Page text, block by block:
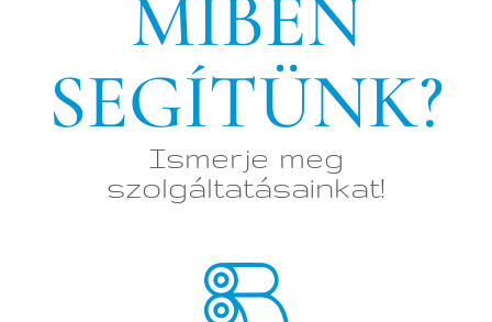
MIBEN
SEGÍTÜNK?
Ismerje meg
szolgáltatásainkat!